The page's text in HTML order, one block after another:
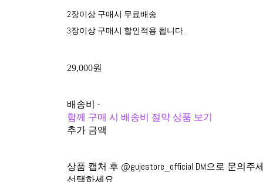
2장이상 구매시 무료배송
3장이상 구매시 할인적용 됩니다.
29,000원
배송비-
함께 구매 시 배송비 절약 상품 보기
추가 금액
상품 캡처 후 @gujestore_official DM으로 문의주
선택하세요.